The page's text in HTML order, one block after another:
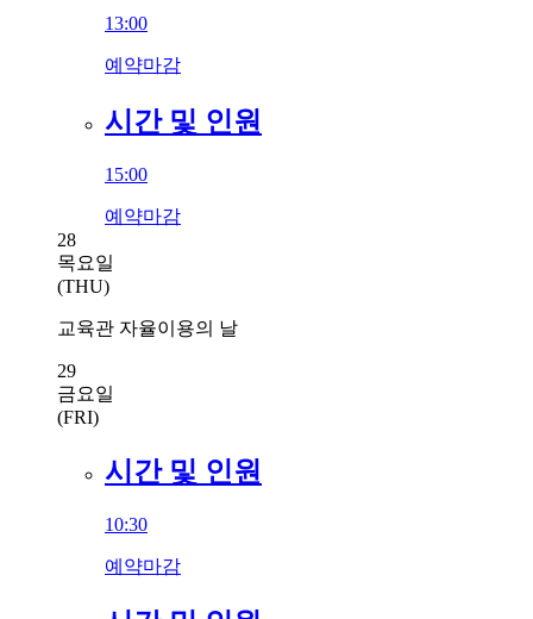
13:00
예약마감
시간 및 인원
15:00
예약마감
28
목요일
(THU)
교육관 자율이용의 날
29
금요일
(FRI)
시간 및 인원
10:30
예약마감